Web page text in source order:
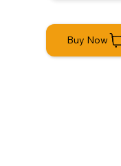
Buy Now